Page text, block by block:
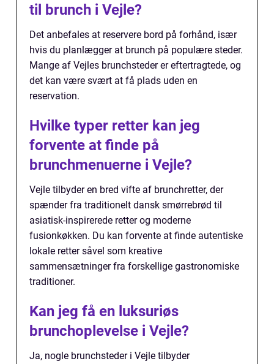
til brunch i Vejle?
Det anbefales at reservere bord på forhånd, især
hvis du planlægger at brunch på populære steder.
Mange af Vejles brunchsteder er eftertragtede, og
det kan være svært at få plads uden en
reservation.
Hvilke typer retter kan jeg
forvente at finde på
brunchmenuerne i Vejle?
Vejle tilbyder en bred vifte af brunchretter, der
spænder fra traditionelt dansk smørrebrød til
asiatisk-inspirerede retter og moderne
fusionkøkken. Du kan forvente at finde autentiske
lokale retter såvel som kreative
sammensætninger fra forskellige gastronomiske
traditioner.
Kan jeg få en luksuriøs
brunchoplevelse i Vejle?
Ja, nogle brunchsteder i Vejle tilbyder